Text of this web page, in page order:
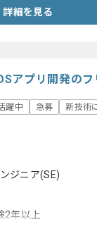
詳細を見る
アプリ開発の
躍中 急募 新技術
ジニア(SE)
2年以上